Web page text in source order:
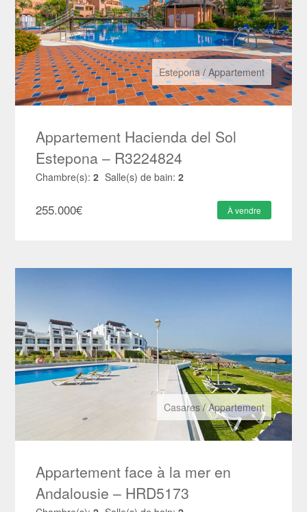
Estepona/ Appartement
Appartement Hacienda del Sol
Estepona – R3224824
Chambre(s): 2 Salle(s) de bain: 2
255.000€ À vendre
Casares/Appartement
Appartement face à la mer en
Andalousie – HRD5173